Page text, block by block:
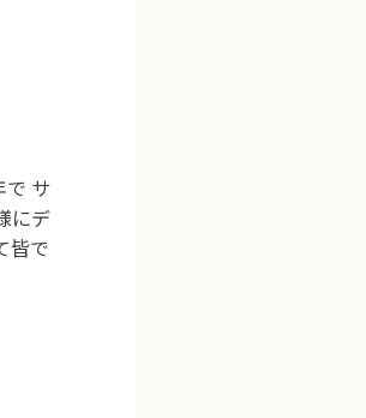
で サ
にデ
皆で